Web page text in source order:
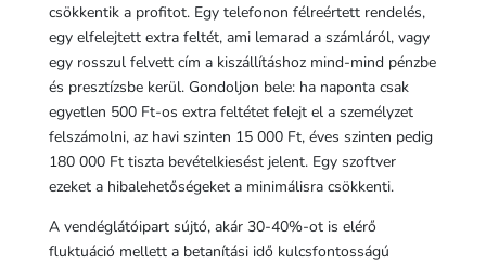
csökkentik a profitot. Egy telefonon félreértett rendelés,
egy elfelejtett extra feltét, ami lemarad a számláról, vagy
egy rosszul felvett cím a kiszállításhoz mind-mind pénzbe
és presztízsbe kerül. Gondoljon bele: ha naponta csak
egyetlen 500 Ft-os extra feltétet felejt el a személyzet
felszámolni, az havi szinten 15 000 Ft, éves szinten pedig
180 000 Ft tiszta bevételkiesést jelent. Egy szoftver
ezeket a hibalehetőségeket a minimálisra csökkenti.
A vendéglátóipart sújtó, akár 30-40%-ot is elérő
fluktuáció mellett a betanítási idő kulcsfontosságú